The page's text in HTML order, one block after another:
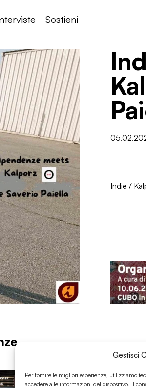
Gestisci
Per fornire le migliori esperienze, utilizziamo
accedere alle informazioni del dispositivo. Il
Sostieni
Indie /